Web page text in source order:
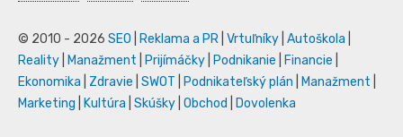
© 2010 - 2026 SEO Reklama a PR Vrtuľníky Autoškola
Reality
Manažment Prijímáčky Podnikanie Financie
Ekonomika
Zdravie SWOT Podnikateľský plán Manažment
Marketing
Kultúra Skúšky Obchod Dovolenka